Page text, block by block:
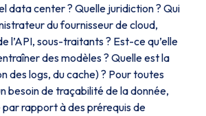
data center ? Quelle juridiction ? Qui
du fournisseur de cloud,
l’API, sous-traitants ? Est-ce qu’elle
des modèles ? Quelle est la
des logs, du cache) ? Pour toutes
besoin de traçabilité de la donnée,
par rapport à des prérequis de